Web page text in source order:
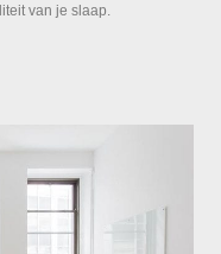
van je slaap.